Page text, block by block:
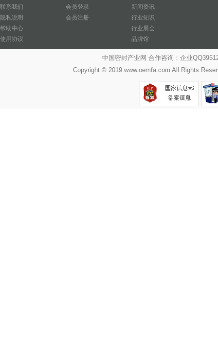
联系我们
隐私说明
帮助中心
使用协议
会员登录
会员注册
新闻资讯
行业知识
行业展会
品牌馆
中国密封产业网 合作咨询：企业
Copyright © 2019 www.oemfa.com All Rights